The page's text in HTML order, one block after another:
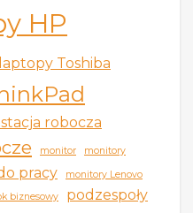
HP
laptopy Toshiba
robocza
monitor monitory
pracy
monitory Lenovo
biznesowy podzespoły